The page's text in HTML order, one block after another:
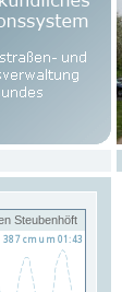
Steubenhöft